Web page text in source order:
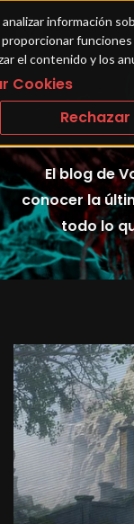
información
el contenido y los
Cookies
Rechazar
El blog de
conocer la
todo lo